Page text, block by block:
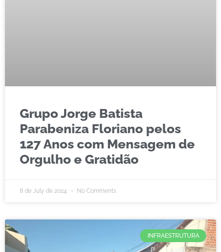
Grupo Jorge Batista
Parabeniza Floriano pelos
127 Anos com Mensagem de
Orgulho e Gratidão
8 de July de 2024 No Comments
INFRAESTRUTURA